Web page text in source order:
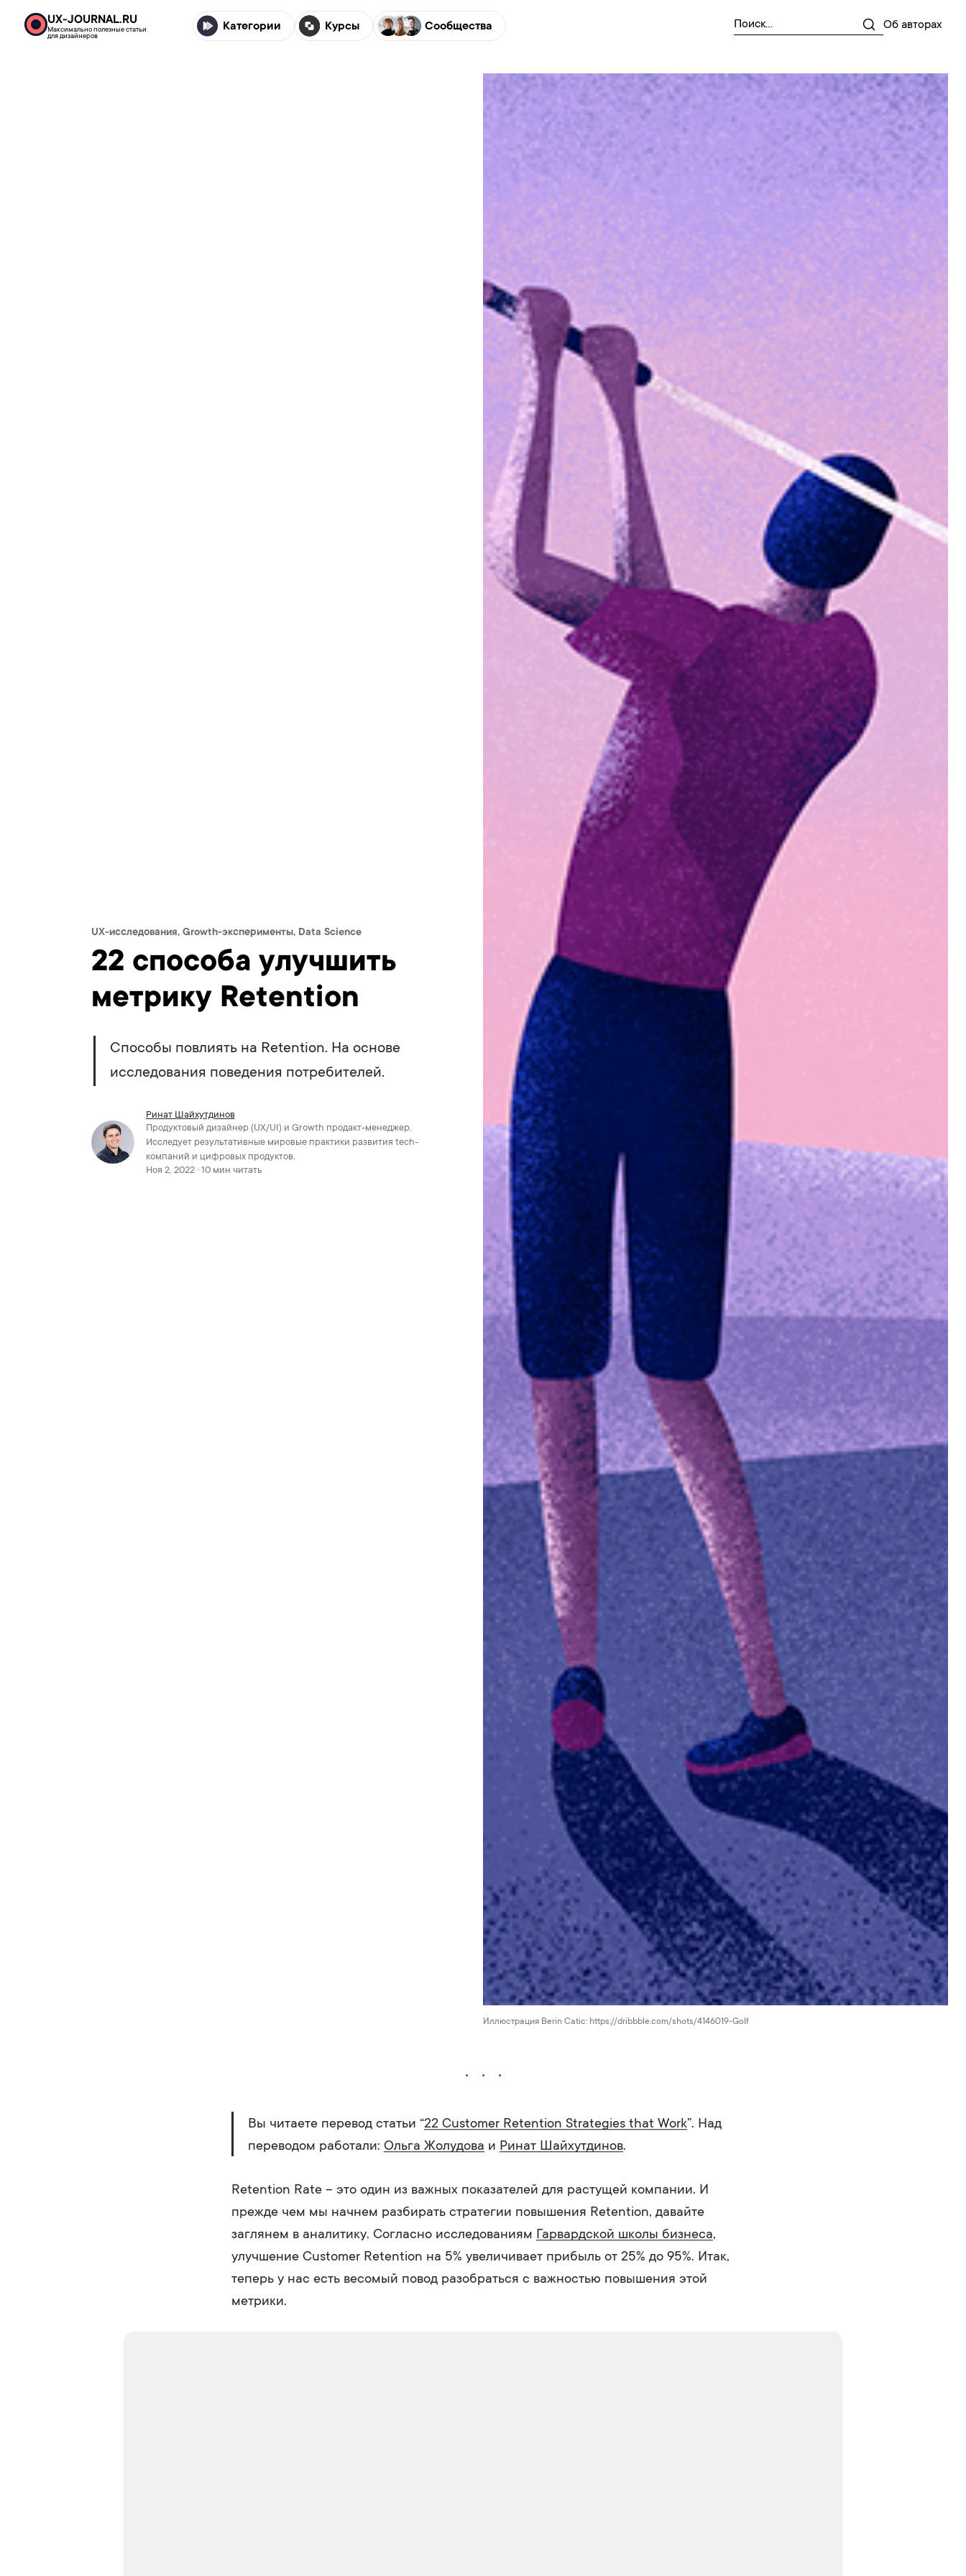
UX-JOURNAL.RU
Максимально полезные статьи
для дизайнеров
Категории Курсы Сообщества Об авторах
UX-исследования, Growth-эксперименты, Data Science
22 способа улучшить
метрику Retention
Способы повлиять на Retention. На основе
исследования поведения потребителей.
Ринат Шайхутдинов
Продуктовый дизайнер (UX/UI) и Growth продакт-менеджер.
Исследует результативные мировые практики развития tech-
компаний и цифровых продуктов.
Ноя 2, 2022 · 10 мин читать
Иллюстрация Berin Catic: https://dribbble.com/shots/4146019-Golf
Вы читаете перевод статьи “22 Customer Retention Strategies that Work”. Над
переводом работали: Ольга Жолудова и Ринат Шайхутдинов.
Retention Rate – это один из важных показателей для растущей компании. И
прежде чем мы начнем разбирать стратегии повышения Retention, давайте
заглянем в аналитику. Согласно исследованиям Гарвардской школы бизнеса,
улучшение Customer Retention на 5% увеличивает прибыль от 25% до 95%. Итак,
теперь у нас есть весомый повод разобраться с важностью повышения этой
метрики.